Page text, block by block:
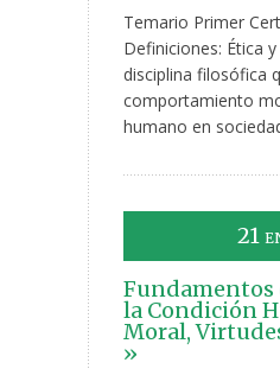
Temario Primer
Definiciones: Ética
disciplina filosófica
comportamiento
humano en
21
Fundamentos
la Condición
Moral,
»